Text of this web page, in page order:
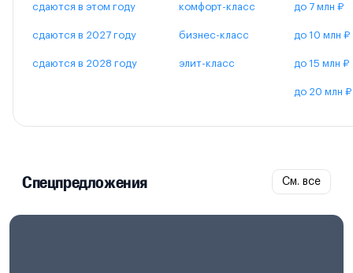
сдаются в этом году
сдаются в 2027 году
сдаются в 2028 году
комфорт-класс
бизнес-класс
элит-класс
до 7 млн ₽
до 10 млн ₽
до 15 млн ₽
до 20 млн ₽
Спецпредложения См. все